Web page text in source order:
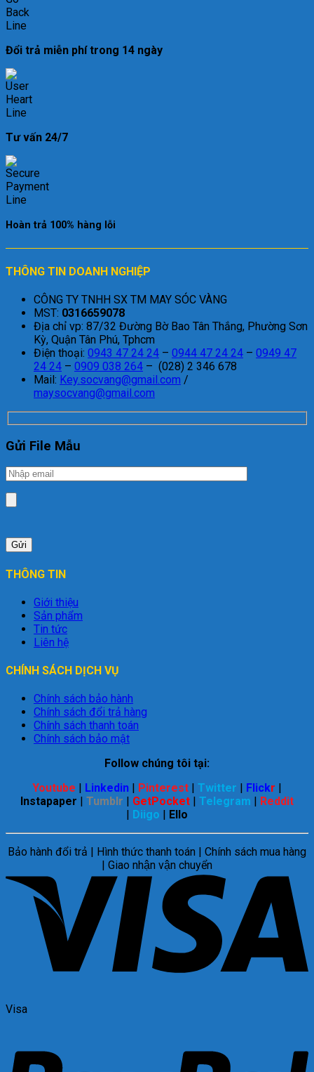
Đổi trả miễn phí trong 14 ngày
Tư vấn 24/7
Hoàn trả 100% hàng lỗi
THÔNG TIN DOANH NGHIỆP
CÔNG TY TNHH SX TM MAY SÓC VÀNG
MST: 0316659078
Địa chỉ vp: 87/32 Đường Bờ Bao Tân Thắng, Phường Sơn
Kỳ, Quận Tân Phú, Tphcm
Điện thoại: 0943 47 24 24 – 0944 47 24 24 – 0949 47
24 24 – 0909 038 264 – (028) 2 346 678
Mail: Key.socvang@gmail.com /
maysocvang@gmail.com
Gửi File Mẫu
THÔNG TIN
Giới thiệu
Sản phẩm
Tin tức
Liên hệ
CHÍNH SÁCH DỊCH VỤ
Chính sách bảo hành
Chính sách đổi trả hàng
Chính sách thanh toán
Chính sách bảo mật
Follow chúng tôi tại:
Youtube
Linkedin Pinterest Twitter Flickr
Instapaper
Tumblr GetPocket Telegram
Reddit
Diigo Ello
Bảo hành đổi trả | Hình thức thanh toán | Chính sách mua hàng
| Giao nhận vận chuyển
Visa